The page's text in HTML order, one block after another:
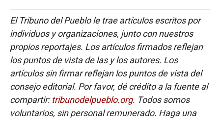
El Tribuno del Pueblo le trae artículos escritos por
individuos y organizaciones, junto con nuestros
propios reportajes. Los artículos firmados reflejan
los puntos de vista de las y los autores. Los
artículos sin firmar reflejan los puntos de vista del
consejo editorial. Por favor, dé crédito a la fuente al
compartir:tribunodelpueblo.org. Todos somos
voluntarios, sin personal remunerado. Haga una